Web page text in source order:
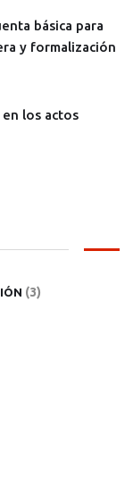
básica para
y formalización
los actos
(3)